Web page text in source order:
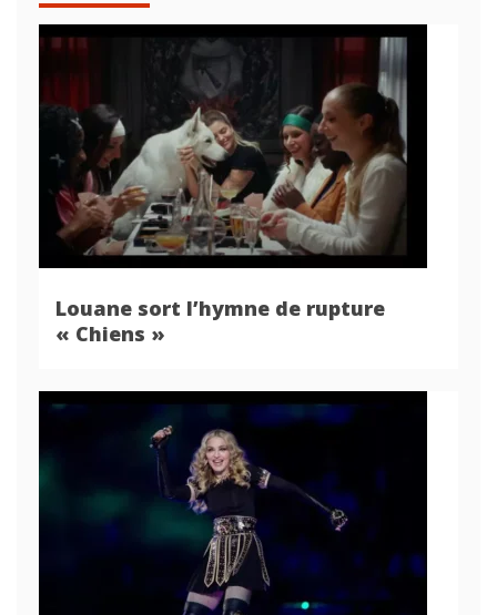
Louane sort l’hymne de rupture
« Chiens »